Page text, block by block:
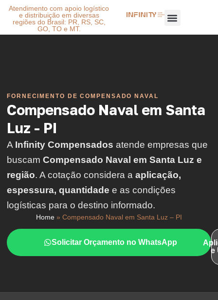
Atendimento com apoio logístico
e distribuição em diversas
regiões do Brasil: PR, RS, SC,
GO, TO e MT.
FORNECIMENTO DE COMPENSADO NAVAL
Compensado Naval em Santa
Luz - PI
A Infinity Compensados atende empresas que
buscam Compensado Naval em Santa Luz e
região. A cotação considera a aplicação,
espessura, quantidade e as condições
logísticas para o destino informado.
Home » Compensado Naval em Santa Luz – PI
Solicitar Orçamento no WhatsApp
e